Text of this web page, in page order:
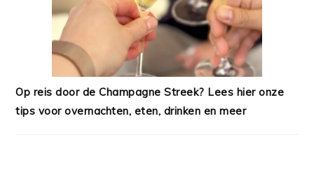
Op reis door de Champagne Streek? Lees hier onze
tips voor overnachten, eten, drinken en meer